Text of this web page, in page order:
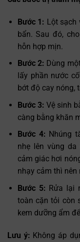
Bước 1: Lột sạch
bẩn. Sau đó,
hỗn hợp mịn.
Bước 2: Dùng
lấy phần nước
bớt độ cay nóng,
Bước 3: Vệ sinh
càng bằng khăn
Bước 4: Nhúng
nhẹ lên vùng
cảm giác hơi
nhạy cảm thì nên
Bước 5: Rửa lại
toàn cặn tỏi còn
kem dưỡng ẩm
Lưu ý: Không áp